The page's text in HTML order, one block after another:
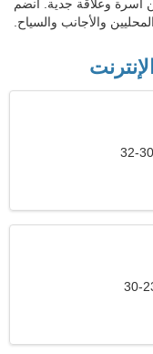
أسرة وعلاقة جدية. انضم